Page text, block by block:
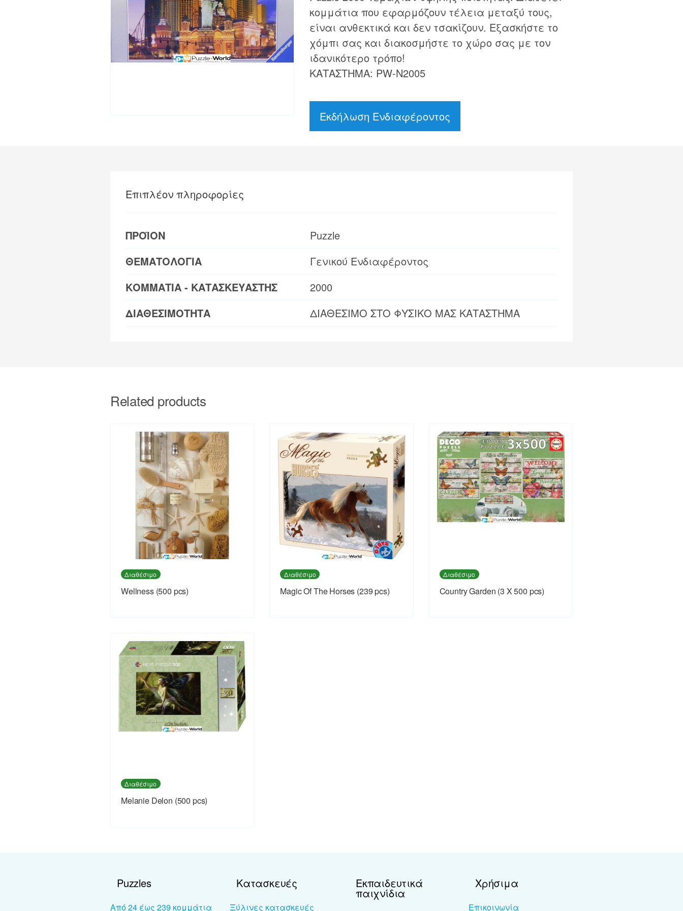
κομμάτια που εφαρμόζουν τέλεια μεταξύ τους,
είναι ανθεκτικά και δεν τσακίζουν. Εξασκήστε το
χόμπι σας και διακοσμήστε το χώρο σας με τον
ιδανικότερο τρόπο!
ΚΑΤΑΣΤΗΜΑ: PW-N2005
Εκδήλωση Ενδιαφέροντος
Επιπλέον πληροφορίες
ΠΡΟΪΟΝ
Puzzle
ΘΕΜΑΤΟΛΟΓΙΑ
Γενικού Ενδιαφέροντος
ΚΟΜΜΑΤΙΑ - ΚΑΤΑΣΚΕΥΑΣΤΗΣ
2000
ΔΙΑΘΕΣΙΜΟΤΗΤΑ
ΔΙΑΘΕΣΙΜΟ ΣΤΟ ΦΥΣΙΚΟ ΜΑΣ ΚΑΤΑΣΤΗΜΑ
Related products
Διαθέσιμο
Wellness (500 pcs)
Διαθέσιμο
Magic Of The Horses (239 pcs)
Διαθέσιμο
Country Garden (3 X 500 pcs)
Διαθέσιμο
Melanie Delon (500 pcs)
Puzzles
Από 24 έως 239 κομμάτια
Κατασκευές
Ξύλινες κατασκευές
Εκπαιδευτικά
παιχνίδια
Χρήσιμα
Επικοινωνία